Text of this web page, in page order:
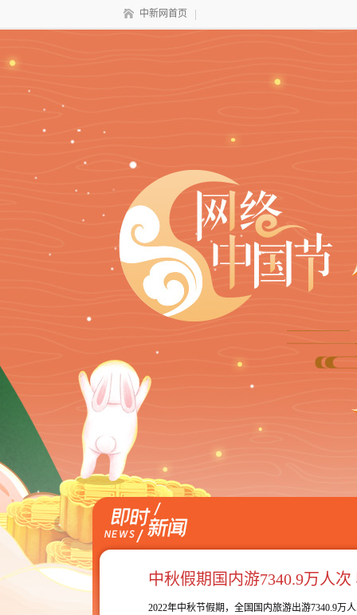
中新网首页
中秋假期国内游7340.9万人次
2022年中秋节假期，全国国内旅游出游7340.9万